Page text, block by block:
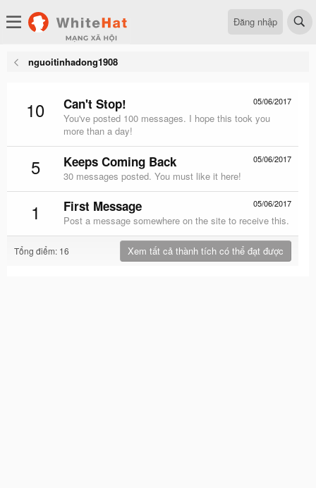
Đăng nhập
nguoitinhadong1908
10 05/06/2017
Can't Stop!
You've posted 100 messages. I hope this took you
more than a day!
5 05/06/2017
Keeps Coming Back
30 messages posted. You must like it here!
1 05/06/2017
First Message
Post a message somewhere on the site to receive this.
Tổng điểm: 16 Xem tất cả thành tích có thể đạt được